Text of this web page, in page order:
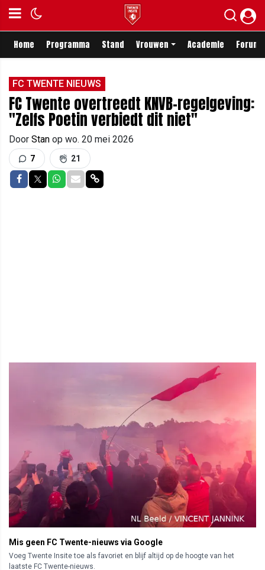
Home Programma Stand Vrouwen Academie Forum
FC TWENTE NIEUWS
FC Twente overtreedt KNVB-regelgeving:
"Zelfs Poetin verbiedt dit niet"
Door Stan op wo. 20 mei 2026
7 21
Delen op Facebook
Delen op Twitter
Delen op Whatsapp
Delen via Mail
Delen via link
Mis geen FC Twente-nieuws via Google
Voeg Twente Insite toe als favoriet en blijf altijd op de hoogte van het
laatste FC Twente-nieuws.